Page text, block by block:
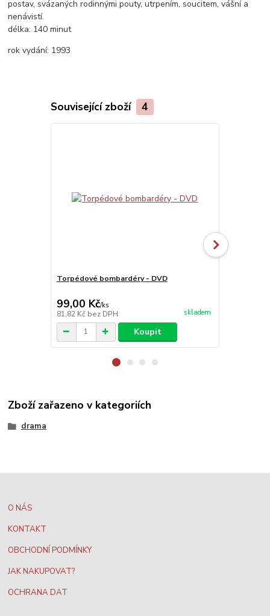
postav, svázaných rodinnými pouty, utrpením, soucitem, vášní a
nenávistí.
délka: 140 minut
rok vydání: 1993
Související zboží 4
Torpédové bombardéry - DVD
99,00 Kč/ks
81,82 Kč bez DPH skladem
Koupit
Zboží zařazeno v kategoriích
drama
O NÁS
KONTAKT
OBCHODNÍ PODMÍNKY
JAK NAKUPOVAT?
OCHRANA DAT